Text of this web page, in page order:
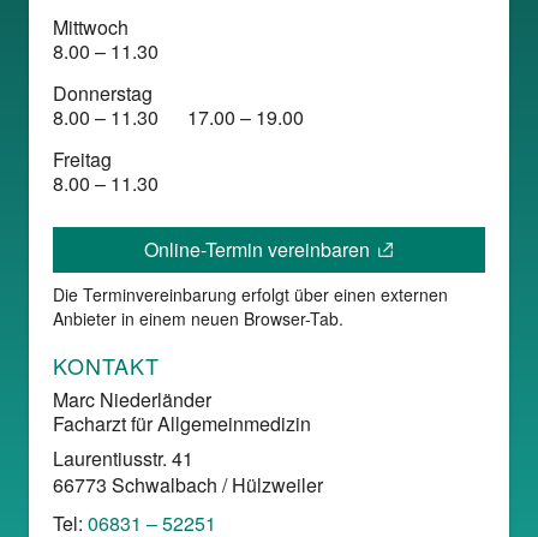
Mittwoch
8.00 – 11.30
Donnerstag
8.00 – 11.30
17.00 – 19.00
Freitag
8.00 – 11.30
Online-Termin vereinbaren
Die Terminvereinbarung erfolgt über einen externen
Anbieter in einem neuen Browser-Tab.
KONTAKT
Marc Niederländer
Facharzt für Allgemeinmedizin
Laurentiusstr. 41
66773 Schwalbach / Hülzweiler
Tel: 06831 – 52251